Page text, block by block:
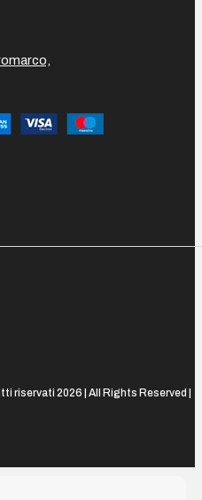
riservati 2026 | All Rights Reserved |